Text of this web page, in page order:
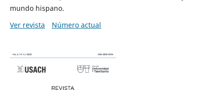
mundo hispano.
Ver revista
Número actual